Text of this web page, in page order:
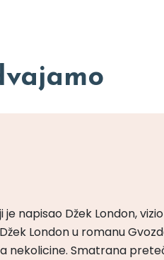
napisao Džek London,
London u romanu
Smatrana